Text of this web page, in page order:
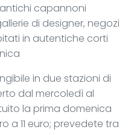
capannoni
di designer, negozi
in autentiche corti
in due stazioni di
dal mercoledì al
la prima domenica
a 11 euro; prevedete tra